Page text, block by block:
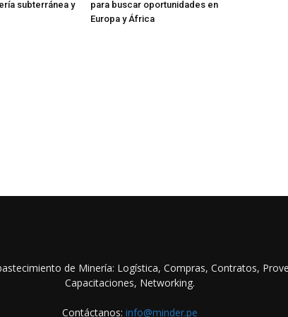
subterránea y
para buscar oportunidades en
Europa y África
de Minería: Logística, Compras, Contratos,
Capacitaciones, Networking.
Contáctanos: info@minder.pe